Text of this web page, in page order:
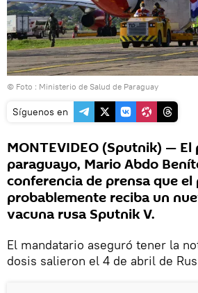
© Foto : Ministerio de Salud de Paraguay
Síguenos en
MONTEVIDEO (Sputnik) —
paraguayo, Mario Abdo
conferencia de prensa que el
probablemente reciba un
vacuna rusa Sputnik V.
El mandatario aseguró tener la
dosis salieron el 4 de abril de